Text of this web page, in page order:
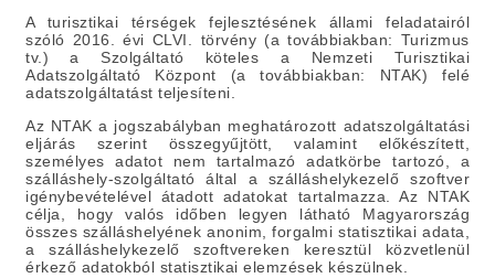
A turisztikai térségek fejlesztésének állami feladatairól
szóló 2016. évi CLVI. törvény (a továbbiakban: Turizmus
tv.) a Szolgáltató köteles a Nemzeti Turisztikai
Adatszolgáltató Központ (a továbbiakban: NTAK) felé
adatszolgáltatást teljesíteni.
Az NTAK a jogszabályban meghatározott adatszolgáltatási
eljárás szerint összegyűjtött, valamint előkészített,
személyes adatot nem tartalmazó adatkörbe tartozó, a
szálláshely-szolgáltató által a szálláshelykezelő szoftver
igénybevételével átadott adatokat tartalmazza. Az NTAK
célja, hogy valós időben legyen látható Magyarország
összes szálláshelyének anonim, forgalmi statisztikai adata,
a szálláshelykezelő szoftvereken keresztül közvetlenül
érkező adatokból statisztikai elemzések készülnek.